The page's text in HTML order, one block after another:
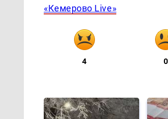
«Кемерово Live»
4 0